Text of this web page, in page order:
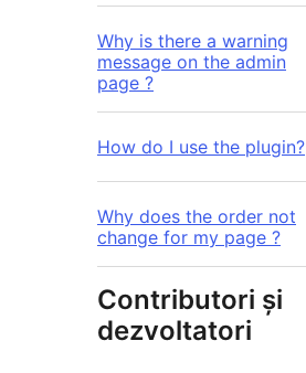
Why is there a warning
message on the admin
page ?
How do I use the plugin?
Why does the order not
change for my page ?
Contributori și
dezvoltatori